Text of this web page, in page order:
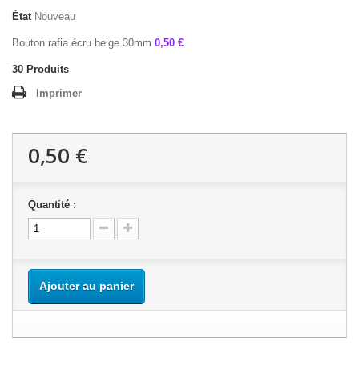
État Nouveau
Bouton rafia écru beige 30mm 0,50 €
30 Produits
Imprimer
0,50 €
Quantité :
Ajouter au panier